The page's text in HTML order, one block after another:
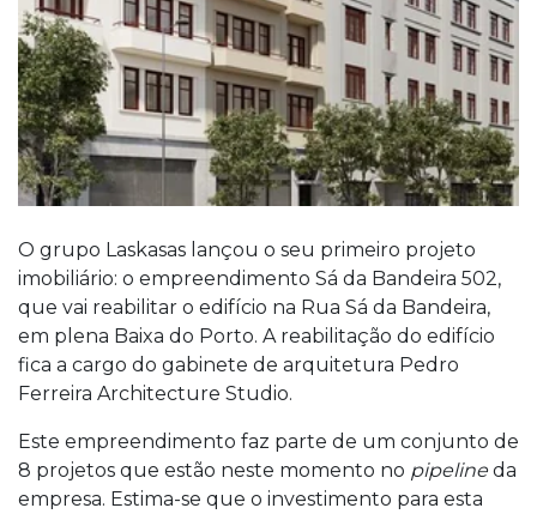
O grupo Laskasas lançou o seu primeiro projeto
imobiliário: o empreendimento Sá da Bandeira 502,
que vai reabilitar o edifício na Rua Sá da Bandeira,
em plena Baixa do Porto. A reabilitação do edifício
fica a cargo do gabinete de arquitetura Pedro
Ferreira Architecture Studio.
Este empreendimento faz parte de um conjunto de
8 projetos que estão neste momento no pipelineda
empresa. Estima-se que o investimento para esta